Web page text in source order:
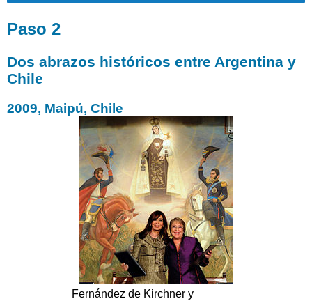
7
Uruguay,
nació
la
la
Mundial
marca.com,
marzo
2011
Paso 2
Dos abrazos históricos entre Argentina y
Chile
2009, Maipú, Chile
Fernández de Kirchner y